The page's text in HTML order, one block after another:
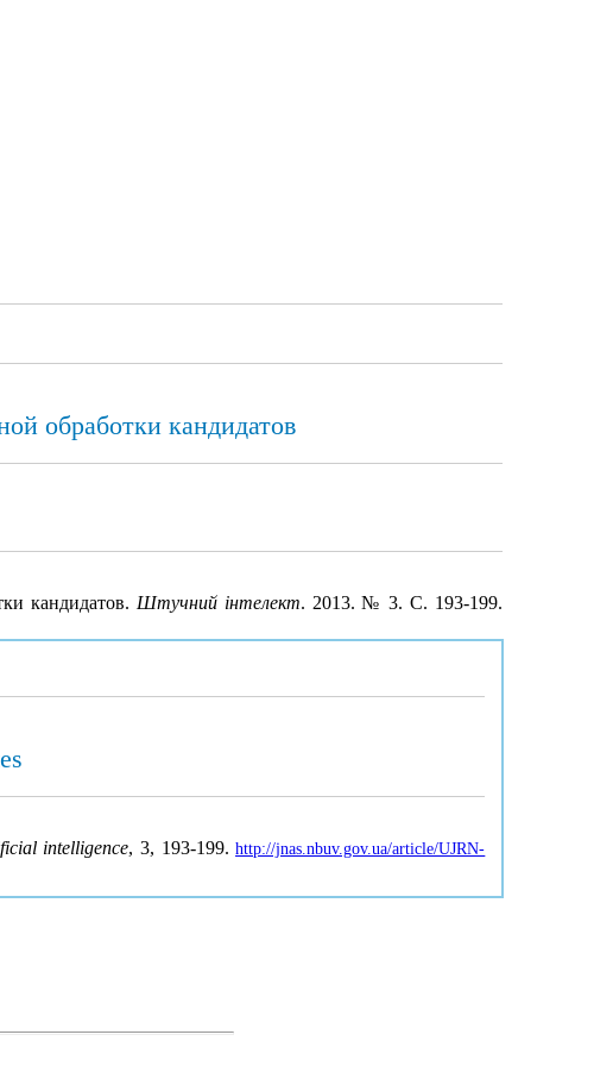
обработки кандидатов
кандидатов. Штучний інтелект. 2013. № 3. С. 193-199.
intelligence, 3, 193-199.http://jnas.nbuv.gov.ua/article/UJRN-